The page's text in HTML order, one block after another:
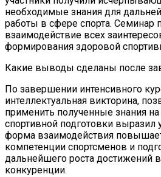
необходимые знания для
работы в сфере спорта. Семинар
взаимодействие всех
формирования здоровой
Какие выводы сделаны после
По завершении интенсивного
интеллектуальная викторина,
применить полученные знания
спортивной подготовки выразил
форма взаимодействия
компетенции спортсменов и
дальнейшего роста достижений
конкуренции.